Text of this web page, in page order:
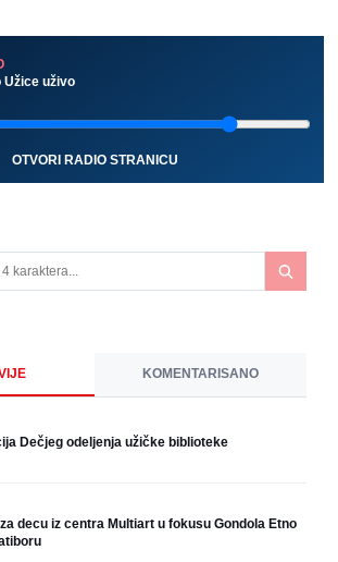
Užice uživo
OTVORI RADIO STRANICU
KOMENTARISANO
Dečjeg odeljenja užičke biblioteke
decu iz centra Multiart u fokusu Gondola Etno